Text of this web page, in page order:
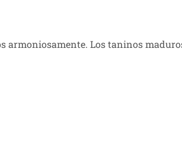
armoniosamente. Los taninos